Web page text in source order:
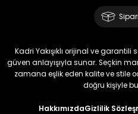
Kadri Yakışıklı orijinal ve garantili
güven anlayışıyla sunar. Seçkin
zamana eşlik eden kalite ve stile
doğru kişiyle
HakkımızdaGizlilik